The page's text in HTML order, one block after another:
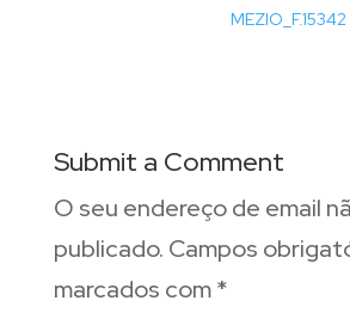
Submit a Comment
O seu endereço de email
publicado. Campos
marcados com*